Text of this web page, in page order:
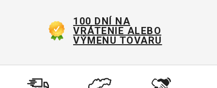
100 DNÍ NA
VRÁTENIE ALEBO
VÝMENU TOVARU